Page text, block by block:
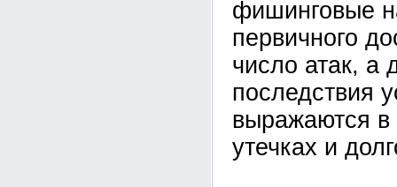
фишинговые
первичного
число атак, а
последствия
выражаются в
утечках и